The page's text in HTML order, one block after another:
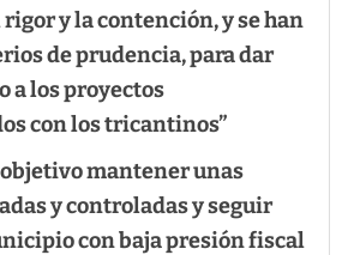
rigor y la contención, y se han
de prudencia, para dar
a los proyectos
con los tricantinos”
mantener unas
y controladas y seguir
con baja presión fiscal